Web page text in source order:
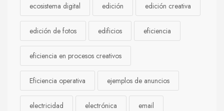
ecosistema digital edición edición creativa
edición de fotos edificios eficiencia
eficiencia en procesos creativos
Eficiencia operativa ejemplos de anuncios
electricidad electrónica email